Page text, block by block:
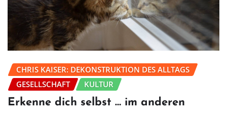
CHRIS KAISER: DEKONSTRUKTION DES ALLTAGS
GESELLSCHAFT
KULTUR
Erkenne dich selbst … im anderen